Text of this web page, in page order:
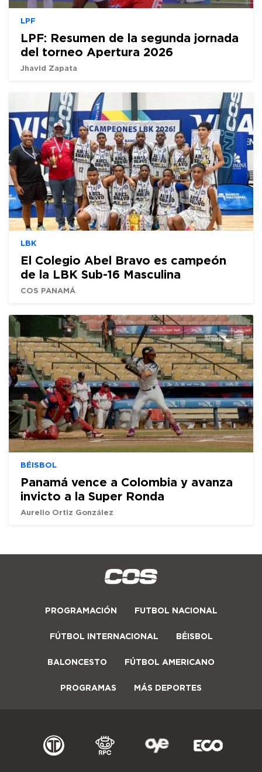
LPF
LPF: Resumen de la segunda jornada
del torneo Apertura 2026
Jhavid Zapata
LBK
El Colegio Abel Bravo es campeón
de la LBK Sub-16 Masculina
COS PANAMÁ
BÉISBOL
Panamá vence a Colombia y avanza
invicto a la Super Ronda
Aurelio Ortiz González
PROGRAMACIÓN FUTBOL NACIONAL
FÚTBOL INTERNACIONAL BÉISBOL
BALONCESTO FÚTBOL AMERICANO
PROGRAMAS MÁS DEPORTES